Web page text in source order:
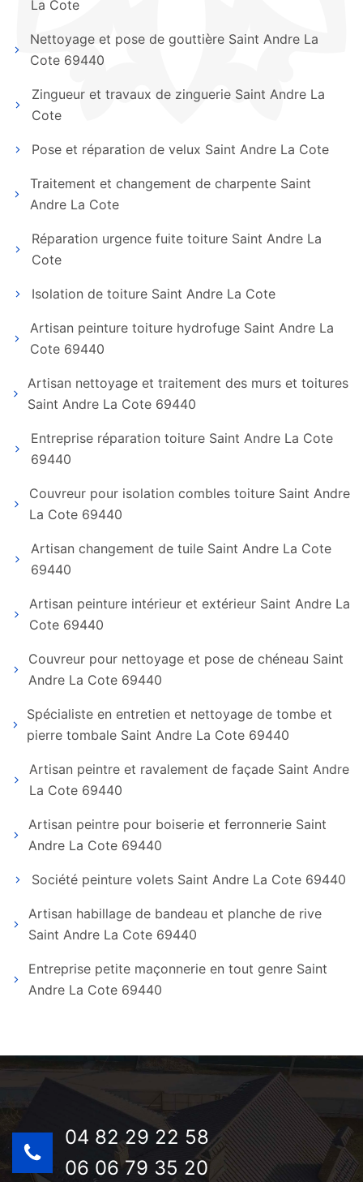
La Cote
Nettoyage et pose de gouttière Saint Andre La
Cote 69440
Zingueur et travaux de zinguerie Saint Andre La
Cote
Pose et réparation de velux Saint Andre La Cote
Traitement et changement de charpente Saint
Andre La Cote
Réparation urgence fuite toiture Saint Andre La
Cote
Isolation de toiture Saint Andre La Cote
Artisan peinture toiture hydrofuge Saint Andre La
Cote 69440
Artisan nettoyage et traitement des murs et toitures
Saint Andre La Cote 69440
Entreprise réparation toiture Saint Andre La Cote
69440
Couvreur pour isolation combles toiture Saint Andre
La Cote 69440
Artisan changement de tuile Saint Andre La Cote
69440
Artisan peinture intérieur et extérieur Saint Andre La
Cote 69440
Couvreur pour nettoyage et pose de chéneau Saint
Andre La Cote 69440
Spécialiste en entretien et nettoyage de tombe et
pierre tombale Saint Andre La Cote 69440
Artisan peintre et ravalement de façade Saint Andre
La Cote 69440
Artisan peintre pour boiserie et ferronnerie Saint
Andre La Cote 69440
Société peinture volets Saint Andre La Cote 69440
Artisan habillage de bandeau et planche de rive
Saint Andre La Cote 69440
Entreprise petite maçonnerie en tout genre Saint
Andre La Cote 69440
04 82 29 22 58
06 06 79 35 20